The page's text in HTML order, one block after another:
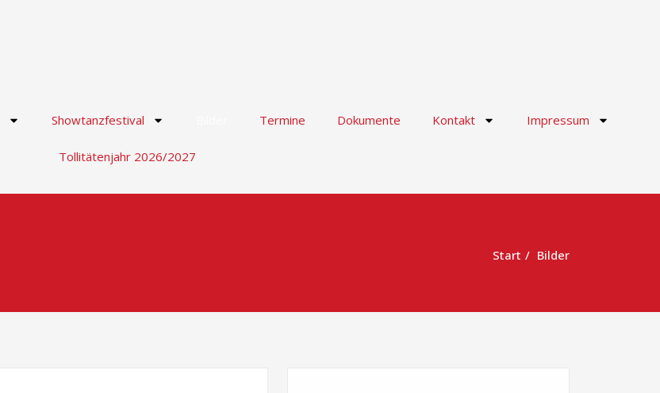
Showtanzfestival Termine Dokumente Kontakt Impressum
Tollitätenjahr 2026/2027
Start Bilder